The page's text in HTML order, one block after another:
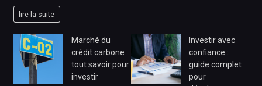
lire la suite
Marché du
crédit carbone :
tout savoir pour
investir
Investir avec
confiance :
guide complet
pour